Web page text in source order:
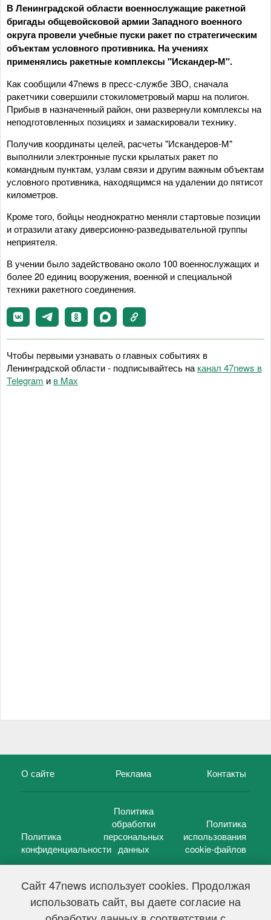
Сайт 47news использует cookies. Продолжая
использовать сайт, вы даете согласие на
В Ленинградской области военнослужащие ракетной
бригады общевойсковой армии Западного военного
округа провели учебные пуски ракет по стратегическим
объектам условного противника. На учениях
применялись ракетные комплексы "Искандер-М".
Как сообщили 47news в пресс-службе ЗВО, сначала
ракетчики совершили стокилометровый марш на полигон.
Прибыв в назначенный район, они развернули комплексы на
неподготовленных позициях и замаскировали технику.
Получив координаты целей, расчеты "Искандеров-М"
выполнили электронные пуски крылатых ракет по
командным пунктам, узлам связи и другим важным объектам
условного противника, находящимся на удалении до пятисот
километров.
Кроме того, бойцы неоднократно меняли стартовые позиции
и отразили атаку диверсионно-разведывательной группы
неприятеля.
В учении было задействовано около 100 военнослужащих и
более 20 единиц вооружения, военной и специальной
техники ракетного соединения.
Чтобы первыми узнавать о главных событиях в
Ленинградской области - подписывайтесь на канал 47news в
Telegram и в Maх
О сайте Реклама Контакты
Политика
конфиденциальности
Политика
обработки
персональных
данных
Политика
использования
cookie-файлов
47 новостей (47 news)2005 — 2026 г.